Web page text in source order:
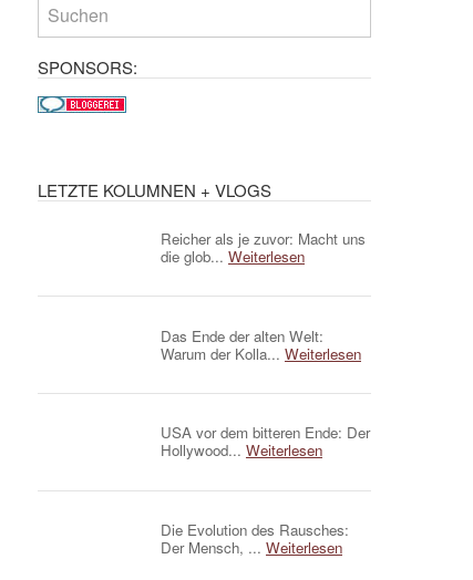
SPONSORS:
LETZTE KOLUMNEN + VLOGS
Reicher als je zuvor: Macht uns
die glob... Weiterlesen
Das Ende der alten Welt:
Warum der Kolla... Weiterlesen
USA vor dem bitteren Ende: Der
Hollywood... Weiterlesen
Die Evolution des Rausches:
Der Mensch, ... Weiterlesen